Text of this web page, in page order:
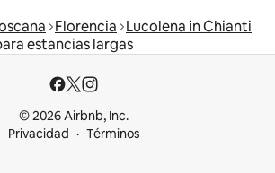
Florencia Lucolena in Chianti
estancias largas
© 2026 Airbnb, Inc.
Privacidad
Términos